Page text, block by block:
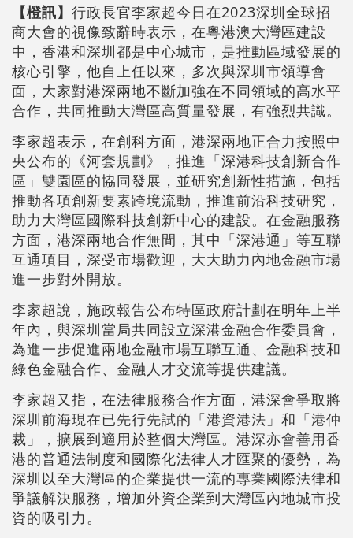
【橙訊】 行政長官李家超今日在2023深圳全球招
商大會的視像致辭時表示，在粵港澳大灣區建設
中，香港和深圳都是中心城市，是推動區域發展的
核心引擎，他自上任以來，多次與深圳市領導會
面，大家對港深兩地不斷加強在不同領域的高水平
合作，共同推動大灣區高質量發展，有強烈共識。
李家超表示，在創科方面，港深兩地正合力按照中
央公布的《河套規劃》，推進「深港科技創新合作
區」雙園區的協同發展，並研究創新性措施，包括
推動各項創新要素跨境流動，推進前沿科技研究，
助力大灣區國際科技創新中心的建設。在金融服務
方面，港深兩地合作無間，其中「深港通」等互聯
互通項目，深受市場歡迎，大大助力內地金融市場
進一步對外開放。
李家超說，施政報告公布特區政府計劃在明年上半
年內，與深圳當局共同設立深港金融合作委員會，
為進一步促進兩地金融市場互聯互通、金融科技和
綠色金融合作、金融人才交流等提供建議。
李家超又指，在法律服務合作方面，港深會爭取將
深圳前海現在已先行先試的「港資港法」和「港仲
裁」，擴展到適用於整個大灣區。港深亦會善用香
港的普通法制度和國際化法律人才匯聚的優勢，為
深圳以至大灣區的企業提供一流的專業國際法律和
爭議解決服務，增加外資企業到大灣區內地城市投
資的吸引力。